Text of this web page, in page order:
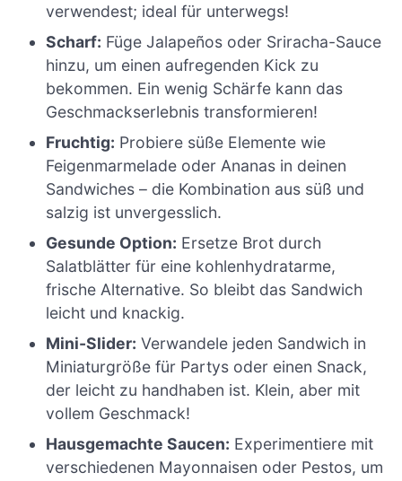
verwendest; ideal für unterwegs!
Scharf: Füge Jalapeños oder Sriracha-Sauce
hinzu, um einen aufregenden Kick zu
bekommen. Ein wenig Schärfe kann das
Geschmackserlebnis transformieren!
Fruchtig: Probiere süße Elemente wie
Feigenmarmelade oder Ananas in deinen
Sandwiches – die Kombination aus süß und
salzig ist unvergesslich.
Gesunde Option: Ersetze Brot durch
Salatblätter für eine kohlenhydratarme,
frische Alternative. So bleibt das Sandwich
leicht und knackig.
Mini-Slider: Verwandele jeden Sandwich in
Miniaturgröße für Partys oder einen Snack,
der leicht zu handhaben ist. Klein, aber mit
vollem Geschmack!
Hausgemachte Saucen: Experimentiere mit
verschiedenen Mayonnaisen oder Pestos, um